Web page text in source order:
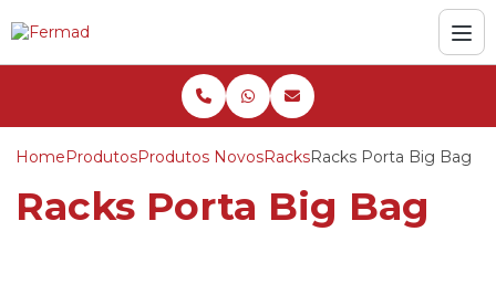
HomeProdutosProdutos NovosRacksRacks Porta Big Bag
Racks Porta Big Bag